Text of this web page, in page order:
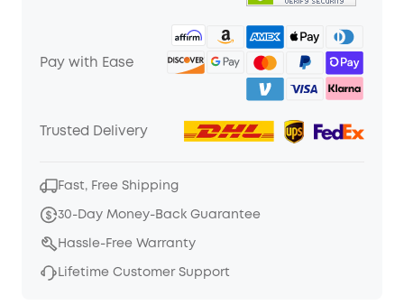
Pay with Ease
Trusted Delivery
Fast, Free Shipping
30-Day Money-Back Guarantee
Hassle-Free Warranty
Lifetime Customer Support